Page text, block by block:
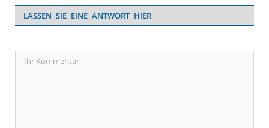
LASSEN SIE EINE ANTWORT HIER